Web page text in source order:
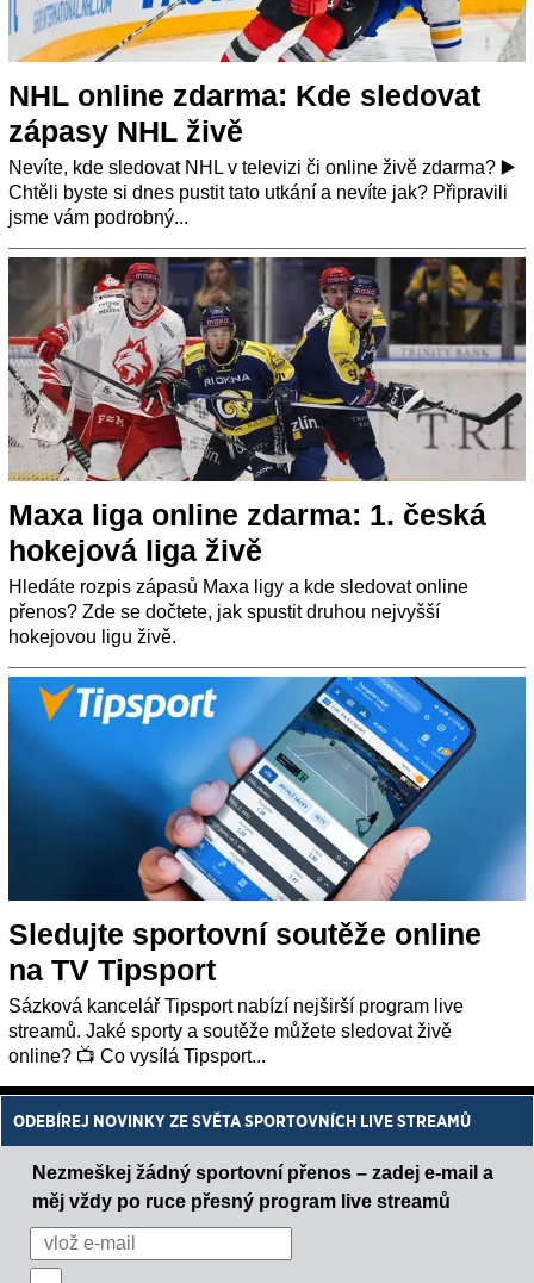
NHL online zdarma: Kde sledovat
zápasy NHL živě
Nevíte, kde sledovat NHL v televizi či online živě zdarma? ▶️
Chtěli byste si dnes pustit tato utkání a nevíte jak? Připravili
jsme vám podrobný...
Maxa liga online zdarma: 1. česká
hokejová liga živě
Hledáte rozpis zápasů Maxa ligy a kde sledovat online
přenos? Zde se dočtete, jak spustit druhou nejvyšší
hokejovou ligu živě.
Sledujte sportovní soutěže online
na TV Tipsport
Sázková kancelář Tipsport nabízí nejširší program live
streamů. Jaké sporty a soutěže můžete sledovat živě
online? 📺 Co vysílá Tipsport...
ODEBÍREJ NOVINKY ZE SVĚTA SPORTOVNÍCH LIVE STREAMŮ
Nezmeškej žádný sportovní přenos – zadej e-mail a
měj vždy po ruce přesný program live streamů